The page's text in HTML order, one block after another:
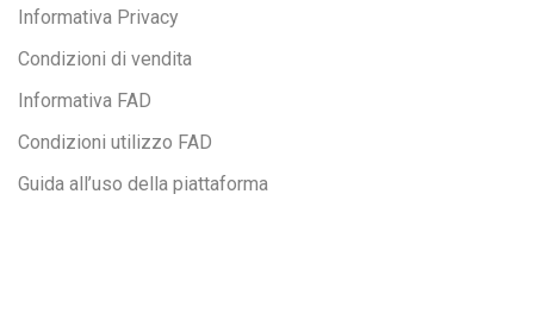
Informativa Privacy
Condizioni di vendita
Informativa FAD
Condizioni utilizzo FAD
Guida all’uso della piattaforma